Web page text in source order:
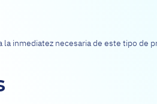
inmediatez necesaria de este tipo de